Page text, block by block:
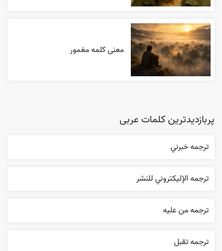
معنی کلمه مغمور
پربازدیدترین کلمات عربی
ترجمه خبرني
ترجمه الإليکتروني للنشر
ترجمه من عليه
ترجمه تقبل